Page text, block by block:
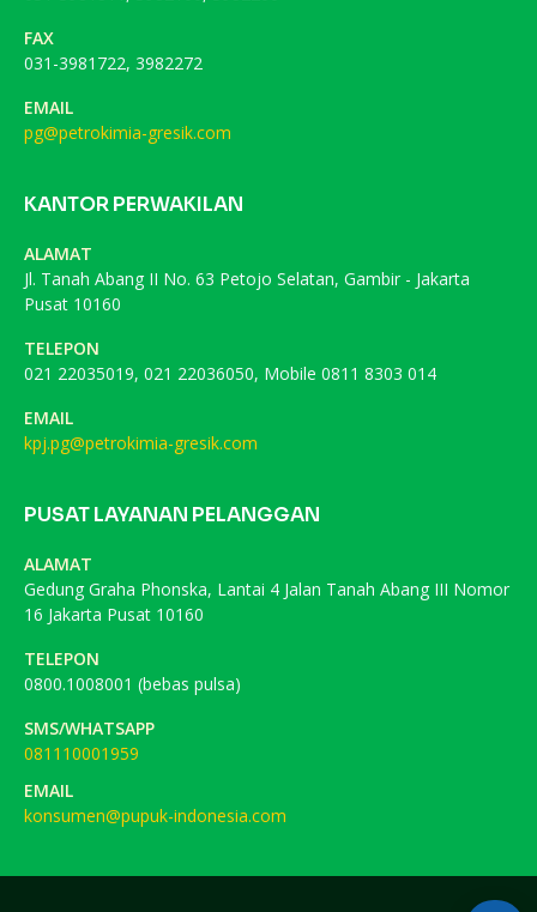
FAX
031-3981722, 3982272
EMAIL
pg@petrokimia-gresik.com
KANTOR PERWAKILAN
ALAMAT
Jl. Tanah Abang II No. 63 Petojo Selatan, Gambir - Jakarta
Pusat 10160
TELEPON
021 22035019, 021 22036050, Mobile 0811 8303 014
EMAIL
kpj.pg@petrokimia-gresik.com
PUSAT LAYANAN PELANGGAN
ALAMAT
Gedung Graha Phonska, Lantai 4 Jalan Tanah Abang III Nomor
16 Jakarta Pusat 10160
TELEPON
0800.1008001 (bebas pulsa)
SMS/WHATSAPP
081110001959
EMAIL
konsumen@pupuk-indonesia.com